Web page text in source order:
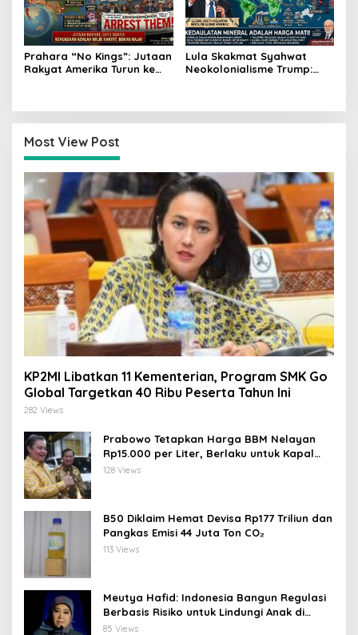
Prahara “No Kings”: Jutaan
Rakyat Amerika Turun ke
Lula Skakmat Syahwat
Neokolonialisme Trump:
Most View Post
KP2MI Libatkan 11 Kementerian, Program SMK Go
Global Targetkan 40 Ribu Peserta Tahun Ini
282 Views
Prabowo Tetapkan Harga BBM Nelayan
Rp15.000 per Liter, Berlaku untuk Kapal
30-200 GT
128 Views
B50 Diklaim Hemat Devisa Rp177 Triliun dan
Pangkas Emisi 44 Juta Ton CO₂
113 Views
Meutya Hafid: Indonesia Bangun Regulasi
Berbasis Risiko untuk Lindungi Anak di
Dunia Digital
85 Views